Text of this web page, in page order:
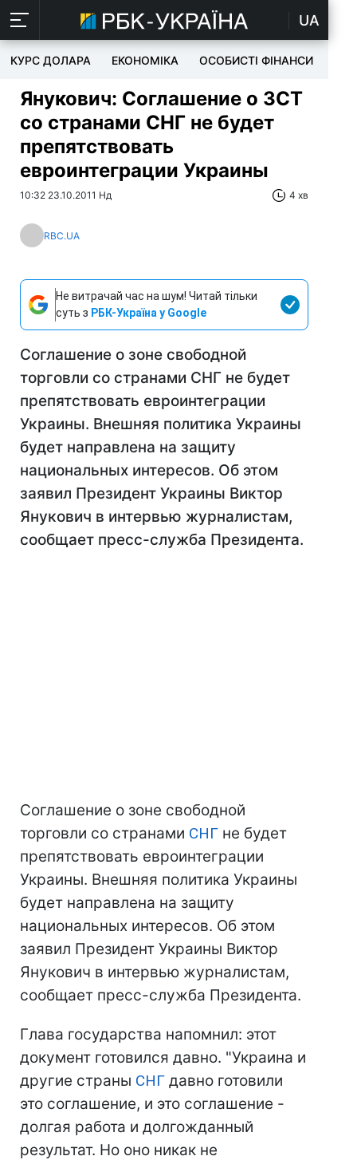
UA
КУРС ДОЛАРА ЕКОНОМІКА ОСОБИСТІ ФІНАНСИ
Янукович: Соглашение о ЗСТ
со странами СНГ не будет
препятствовать
евроинтеграции Украины
10:32 23.10.2011 Нд 4 хв
RBC.UA
Не витрачай час на шум! Читай тільки
суть з РБК-Україна у Google
Соглашение о зоне свободной
торговли со странами СНГ не будет
препятствовать евроинтеграции
Украины. Внешняя политика Украины
будет направлена ​​на защиту
национальных интересов. Об этом
заявил Президент Украины Виктор
Янукович в интервью журналистам,
сообщает пресс-служба Президента.
Соглашение о зоне свободной
торговли со странами СНГ не будет
препятствовать евроинтеграции
Украины. Внешняя политика Украины
будет направлена ​​на защиту
национальных интересов. Об этом
заявил Президент Украины Виктор
Янукович в интервью журналистам,
сообщает пресс-служба Президента.
Глава государства напомнил: этот
документ готовился давно. "Украина и
другие страны СНГ давно готовили
это соглашение, и это соглашение -
долгая работа и долгожданный
результат. Но оно никак не